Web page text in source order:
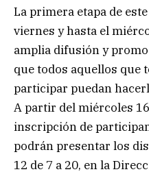
La primera etapa de
viernes y hasta el
amplia difusión y
que todos aquellos que
participar puedan
A partir del miércoles
inscripción de
podrán presentar los
12 de 7 a 20, en la